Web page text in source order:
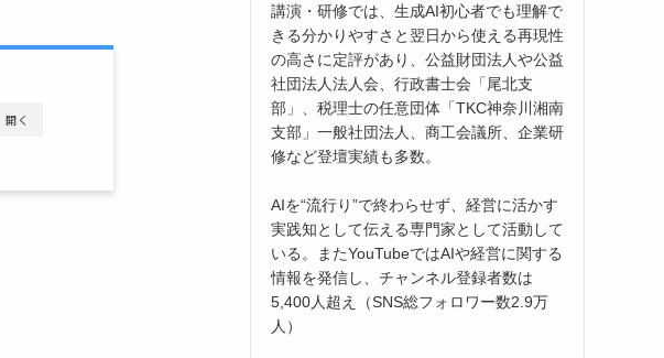
開く
講演・研修では、生成AI初心者でも理解で
きる分かりやすさと翌日から使える再現性
の高さに定評があり、公益財団法人や公益
社団法人法人会、行政書士会「尾北支
部」、税理士の任意団体「TKC神奈川湘南
支部」一般社団法人、商工会議所、企業研
修など登壇実績も多数。
AIを“流行り”で終わらせず、経営に活かす
実践知として伝える専門家として活動して
いる。またYouTubeではAIや経営に関する
情報を発信し、チャンネル登録者数は
5,400人超え（SNS総フォロワー数2.9万
人）